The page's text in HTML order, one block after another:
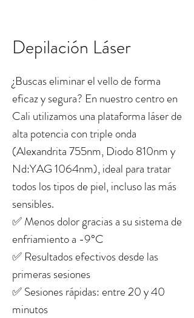
Depilación Láser
¿Buscas eliminar el vello de forma
eficaz y segura? En nuestro centro en
Cali utilizamos una plataforma láser de
alta potencia con triple onda
(Alexandrita 755nm, Diodo 810nm y
Nd:YAG 1064nm), ideal para tratar
todos los tipos de piel, incluso las más
sensibles.
✅ Menos dolor gracias a su sistema de
enfriamiento a -9°C
✅ Resultados efectivos desde las
primeras sesiones
✅ Sesiones rápidas: entre 20 y 40
minutos